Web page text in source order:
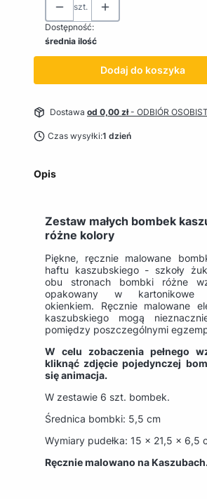
szt.
Dostępność:
średnia ilość
Dodaj do koszyka
Dostawa od 0,00 zł- ODBIÓR
Czas wysyłki:1 dzień
Opis
Zestaw małych bombek
różne kolory
Piękne, ręcznie malowane
haftu kaszubskiego - szkoły
obu stronach bombki różne
opakowany w kartonikowe
okienkiem. Ręcznie malowane
kaszubskiego mogą
pomiędzy poszczególnymi
W celu zobaczenia pełnego
kliknąć zdjęcie pojedynczej
się animacja.
W zestawie 6 szt. bombek.
Średnica bombki: 5,5 cm
Wymiary pudełka: 15 x 21,5 x 6,5
Ręcznie malowano na